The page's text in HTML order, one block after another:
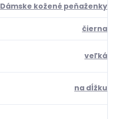
Dámske kožené peňaženky
čierna
veľká
na dĺžku